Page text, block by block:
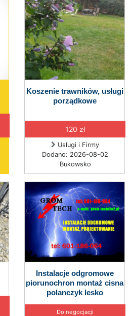
Koszenie trawników, usługi
porządkowe
120 zł
Usługi i Firmy
Dodano: 2026-08-02
Bukowsko
Instalacje odgromowe
piorunochron montaż cisna
polanczyk lesko
Do negocjacji